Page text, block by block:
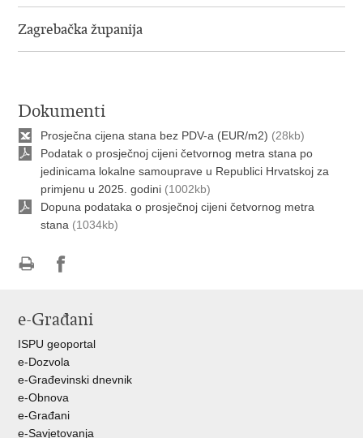
Zagrebačka županija
Dokumenti
Prosječna cijena stana bez PDV-a (EUR/m2) (28kb)
Podatak o prosječnoj cijeni četvornog metra stana po
jedinicama lokalne samouprave u Republici Hrvatskoj za
primjenu u 2025. godini (1002kb)
Dopuna podataka o prosječnoj cijeni četvornog metra
stana (1034kb)
FacebookuTwitteru
e-Građani
ISPU geoportal
e-Dozvola
e-Građevinski dnevnik
e-Obnova
e-Građani
e-Savjetovanja